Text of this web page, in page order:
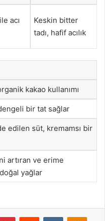
acı
Keskin bitter
tadı, hafif acılık
kakao kullanımı
bir tat sağlar
edilen süt, kremamsı bir
artıran ve erime
yağlar
PinterestReddit VKontakte